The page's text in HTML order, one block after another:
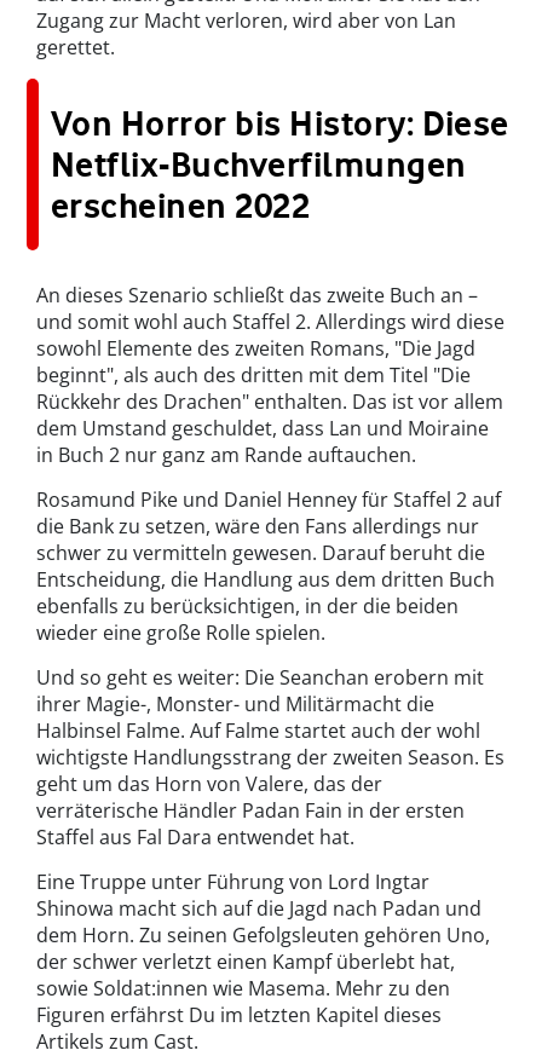
Zugang zur Macht verloren, wird aber von Lan
gerettet.
Von Horror bis History: Diese
Netflix-Buchverfilmungen
erscheinen 2022
An dieses Szenario schließt das zweite Buch an –
und somit wohl auch Staffel 2. Allerdings wird diese
sowohl Elemente des zweiten Romans, "Die Jagd
beginnt", als auch des dritten mit dem Titel "Die
Rückkehr des Drachen" enthalten. Das ist vor allem
dem Umstand geschuldet, dass Lan und Moiraine
in Buch 2 nur ganz am Rande auftauchen.
Rosamund Pike und Daniel Henney für Staffel 2 auf
die Bank zu setzen, wäre den Fans allerdings nur
schwer zu vermitteln gewesen. Darauf beruht die
Entscheidung, die Handlung aus dem dritten Buch
ebenfalls zu berücksichtigen, in der die beiden
wieder eine große Rolle spielen.
Und so geht es weiter: Die Seanchan erobern mit
ihrer Magie-, Monster- und Militärmacht die
Halbinsel Falme. Auf Falme startet auch der wohl
wichtigste Handlungsstrang der zweiten Season. Es
geht um das Horn von Valere, das der
verräterische Händler Padan Fain in der ersten
Staffel aus Fal Dara entwendet hat.
Eine Truppe unter Führung von Lord Ingtar
Shinowa macht sich auf die Jagd nach Padan und
dem Horn. Zu seinen Gefolgsleuten gehören Uno,
der schwer verletzt einen Kampf überlebt hat,
sowie Soldat:innen wie Masema. Mehr zu den
Figuren erfährst Du im letzten Kapitel dieses
Artikels zum Cast.